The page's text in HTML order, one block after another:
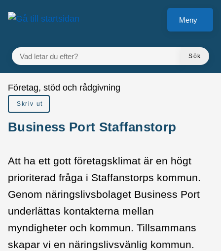
Gå till innehåll
till sidomeny
Meny
VAD LETAR DU EFTER?
Sök
Du är här:
Företag, stöd och rådgivning
Skriv ut
Business Port Staffanstorp
Att ha ett gott företagsklimat är en högt
prioriterad fråga i Staffanstorps kommun.
Genom näringslivsbolaget Business Port
underlättas kontakterna mellan
myndigheter och kommun. Tillsammans
skapar vi en näringslivsvänlig kommun.